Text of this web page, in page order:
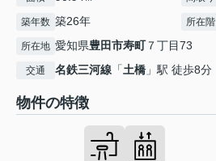
築年数 築26年 所在階
所在地 愛知県豊田市寿町７丁目73
交通 名鉄三河線 「土橋 」駅 徒歩8分
物件の特徴